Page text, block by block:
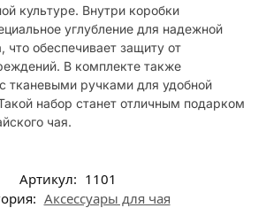
культуре. Внутри коробки
углубление для надежной
что обеспечивает защиту от
В комплекте также
тканевыми ручками для удобной
набор станет отличным подарком
чая.
Артикул: 1101
Аксессуары для чая